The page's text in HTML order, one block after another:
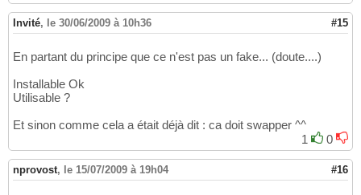
Invité, le 30/06/2009 à 10h36 #15
En partant du principe que ce n'est pas un fake... (doute....)
Installable Ok
Utilisable ?
Et sinon comme cela a était déjà dit : ca doit swapper ^^
1
0
nprovost, le 15/07/2009 à 19h04 #16